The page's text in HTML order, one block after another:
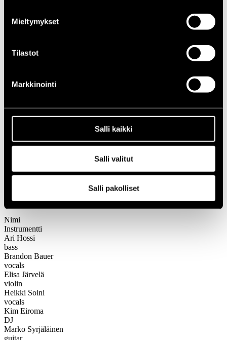
Mieltymykset
Tilastot
Markkinointi
Salli kaikki
Salli valitut
Salli pakolliset
1975
1972
1969
1966
2007
Signmark
Kokoonpano
Nimi
Instrumentti
Ari Hossi
bass
Brandon Bauer
vocals
Elisa Järvelä
violin
Heikki Soini
vocals
Kim Eiroma
DJ
Marko Syrjäläinen
guitar